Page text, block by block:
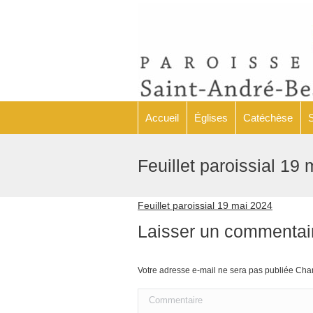
Accueil Églises Catéchèse
Feuillet paroissial 19
Feuillet paroissial 19 mai 2024
Laisser un
Votre adresse e-mail ne sera pas publiée
Commentaire